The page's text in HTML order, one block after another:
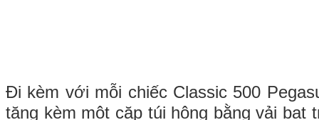
Đi kèm với mỗi chiếc Classic 500
tặng kèm một cặp túi hông bằng vải bạt